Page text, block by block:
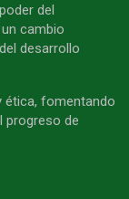
del
cambio
desarrollo
ética, fomentando
progreso de